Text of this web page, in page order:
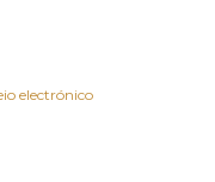
electrónico